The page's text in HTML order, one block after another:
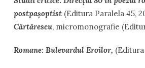
postpaşoptist (Editura Paralela 45,
Cărtărescu, micromonografie
Romane: Bulevardul Eroilor,